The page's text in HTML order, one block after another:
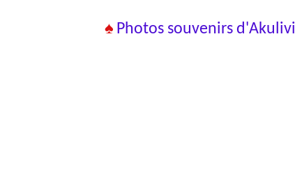
♠ Photos souvenirs